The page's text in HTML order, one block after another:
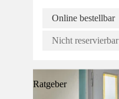
Online bestellbar
Nicht reservierbar
Ratgeber